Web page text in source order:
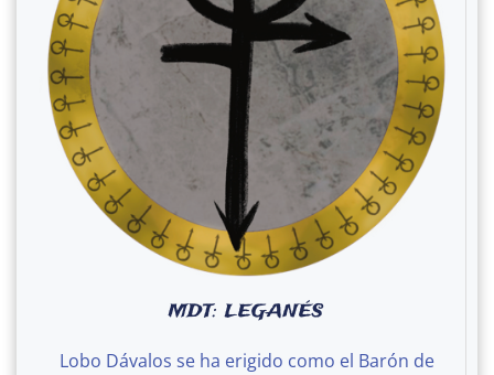
MDT: LEGANÉS
Lobo Dávalos se ha erigido como el Barón de